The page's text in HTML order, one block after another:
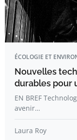
ÉCOLOGIE ET
Nouvelles
durables pour
EN BREF
avenir…
Laura Roy